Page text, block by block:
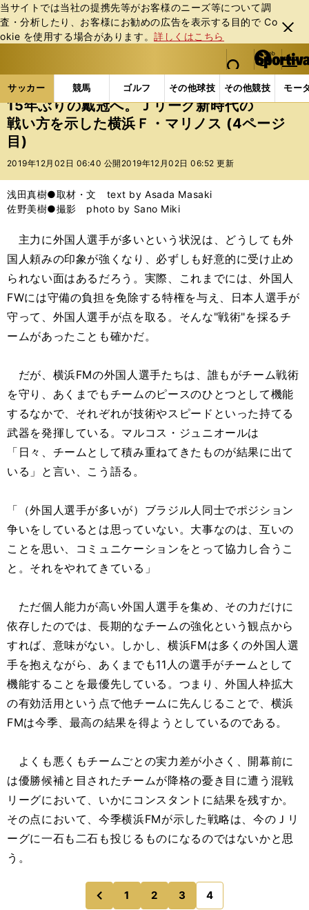
当サイトでは当社の提携先等がお客様のニーズ等について調
査・分析したり、お客様にお勧めの広告を表⽰する⽬的で Co
okie を使⽤する場合があります。詳しくはこちら
閉じ
る
web Sportiva (webスポルティーバ)
検索
マイペ
ー
ジ
メニュ
サッカー 競馬 ゴルフ その他球技 その他競技 モー
ス
ポ
ル
テ
ー
バ
サッカーの記事一覧 Jリーグ他 Jリーグ 15年ぶ
15年ぶりの戴冠へ。Ｊリーグ新時代の
戦い方を示した横浜Ｆ・マリノス (4ページ
目)
2019年12月02日 06:40 公開 2019年12月02日 06:52 更新
浅田真樹●取材・文 text by Asada Masaki
佐野美樹●撮影 photo by Sano Miki
主力に外国人選手が多いという状況は、どうしても外
国人頼みの印象が強くなり、必ずしも好意的に受け止め
られない面はあるだろう。実際、これまでには、外国人
FWには守備の負担を免除する特権を与え、日本人選手が
守って、外国人選手が点を取る。そんな"戦術"を採るチ
ームがあったことも確かだ。
だが、横浜FMの外国人選手たちは、誰もがチーム戦術
を守り、あくまでもチームのピースのひとつとして機能
するなかで、それぞれが技術やスピードといった持てる
武器を発揮している。マルコス・ジュニオールは
「日々、チームとして積み重ねてきたものが結果に出て
いる」と言い、こう語る。
「（外国人選手が多いが）ブラジル人同士でポジション
争いをしているとは思っていない。大事なのは、互いの
ことを思い、コミュニケーションをとって協力し合うこ
と。それをやれてきている」
ただ個人能力が高い外国人選手を集め、その力だけに
依存したのでは、長期的なチームの強化という観点から
すれば、意味がない。しかし、横浜FMは多くの外国人選
手を抱えながら、あくまでも11人の選手がチームとして
機能することを最優先している。つまり、外国人枠拡大
の有効活用という点で他チームに先んじることで、横浜
FMは今季、最高の結果を得ようとしているのである。
よくも悪くもチームごとの実力差が小さく、開幕前に
は優勝候補と目されたチームが降格の憂き目に遭う混戦
リーグにおいて、いかにコンスタントに結果を残すか。
その点において、今季横浜FMが示した戦略は、今のＪリ
ーグに一石も二石も投じるものになるのではないかと思
う。
前
のページへ
1 2 3 4